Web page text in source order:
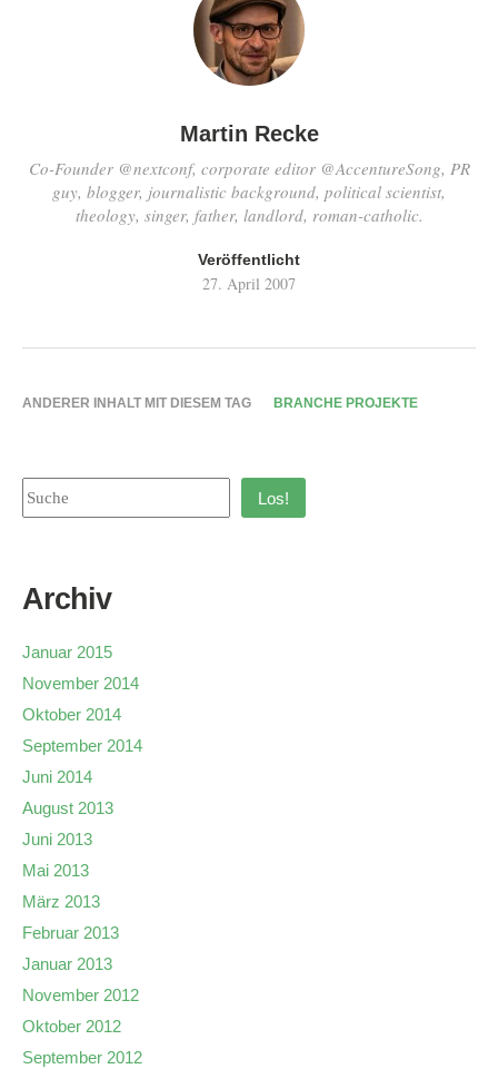
Martin Recke
Co-Founder @nextconf, corporate editor @AccentureSong, PR
guy, blogger, journalistic background, political scientist,
theology, singer, father, landlord, roman-catholic.
Veröffentlicht
27. April 2007
ANDERER INHALT MIT DIESEM TAG BRANCHE PROJEKTE
Los!
Archiv
Januar 2015
November 2014
Oktober 2014
September 2014
Juni 2014
August 2013
Juni 2013
Mai 2013
März 2013
Februar 2013
Januar 2013
November 2012
Oktober 2012
September 2012